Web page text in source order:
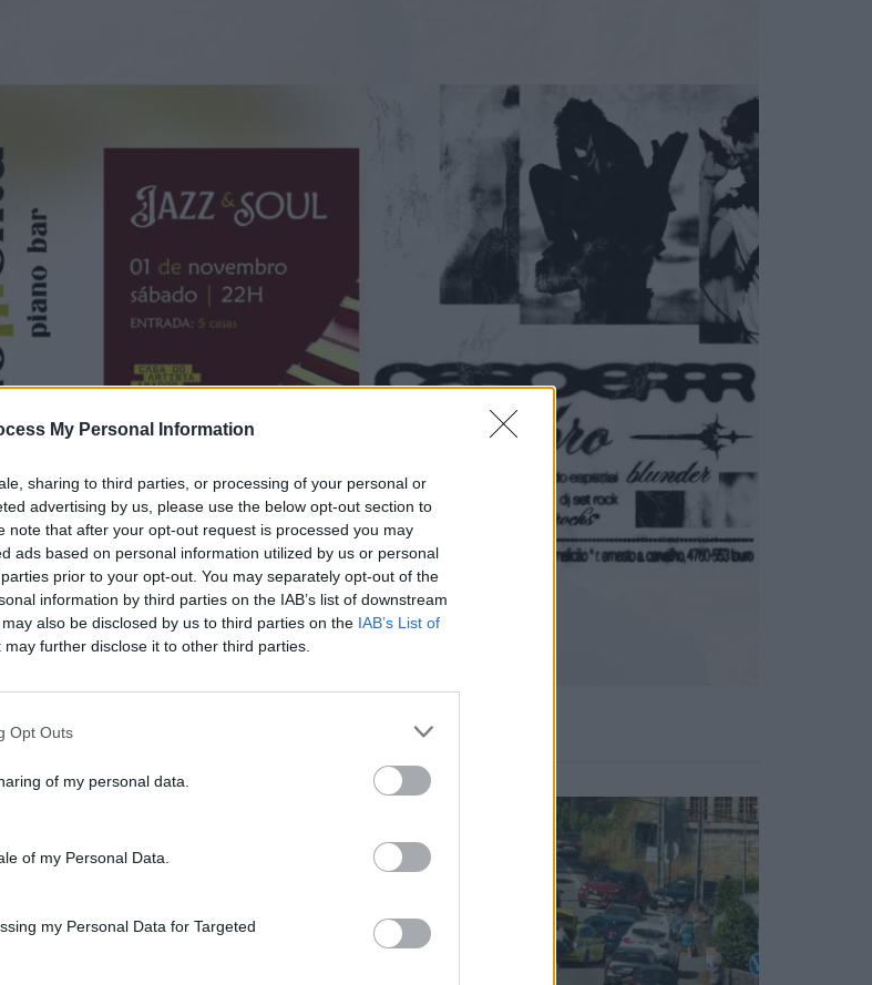
My Personal Information
sharing to third parties, or processing of your personal or
advertising by us, please use the below opt-out section to
note that after your opt-out request is processed you may
ads based on personal information utilized by us or personal
prior to your opt-out. You may separately opt-out of the
information by third parties on the IAB’s list of downstream
also be disclosed by us to third parties on the IAB’s List of
may further disclose it to other third parties.
Opt Outs
of my personal data.
of my Personal Data.
my Personal Data for Targeted
jazz e
do Artista
Notícias Populares